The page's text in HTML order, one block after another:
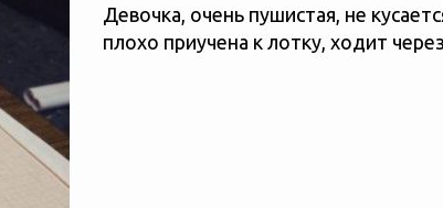
Девочка, очень пушистая, не
плохо приучена к лотку, ходит